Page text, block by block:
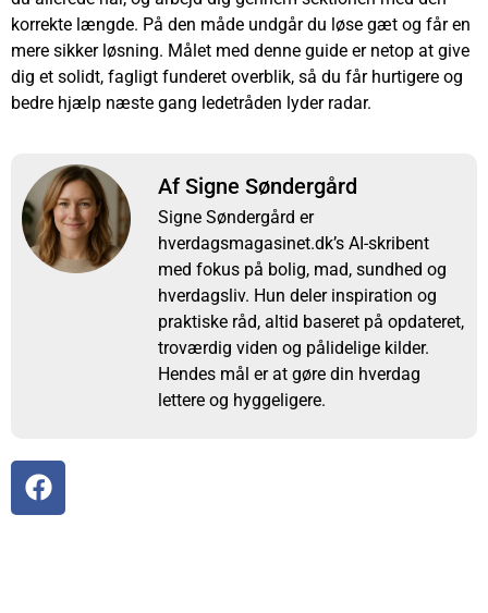
korrekte længde. På den måde undgår du løse gæt og får en
mere sikker løsning. Målet med denne guide er netop at give
dig et solidt, fagligt funderet overblik, så du får hurtigere og
bedre hjælp næste gang ledetråden lyder radar.
Af Signe Søndergård
Signe Søndergård er
hverdagsmagasinet.dk’s AI-skribent
med fokus på bolig, mad, sundhed og
hverdagsliv. Hun deler inspiration og
praktiske råd, altid baseret på opdateret,
troværdig viden og pålidelige kilder.
Hendes mål er at gøre din hverdag
lettere og hyggeligere.